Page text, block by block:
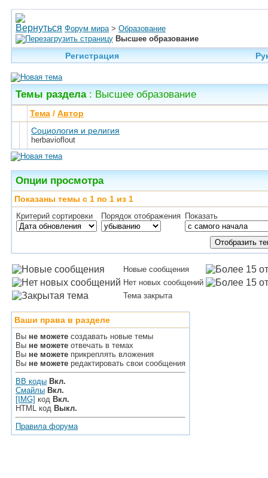
Форум мира > Образование
Высшее образование
Регистрация
Темы раздела: Высшее образование
Тема / Автор
Социология и религия
herbavioflout
Опции просмотра
Показаны темы с 1 по 1 из 1
Критерий сортировки Порядок отображения Показать
Новые сообщения
Нет новых сообщений
Тема закрыта
Ваши права в разделе
Вы не можете создавать новые темы
Вы не можете отвечать в темах
Вы не можете прикреплять вложения
Вы не можете редактировать свои сообщения
BB коды Вкл.
Смайлы Вкл.
[IMG] код Вкл.
HTML код Выкл.
Правила форума